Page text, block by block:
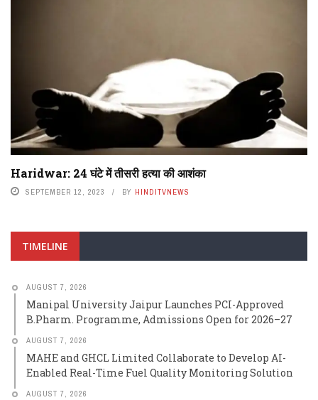
Haridwar: 24 घंटे में तीसरी हत्या की आशंका
SEPTEMBER 12, 2023 BY HINDITVNEWS
TIMELINE
AUGUST 7, 2026
Manipal University Jaipur Launches PCI-Approved
B.Pharm. Programme, Admissions Open for 2026–27
AUGUST 7, 2026
MAHE and GHCL Limited Collaborate to Develop AI-
Enabled Real-Time Fuel Quality Monitoring Solution
AUGUST 7, 2026